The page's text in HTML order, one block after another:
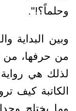
وحلماً؟!".
وبين البداية
من حرفها، من
لذلك هي
الكاتبة كيف
وما يختلج